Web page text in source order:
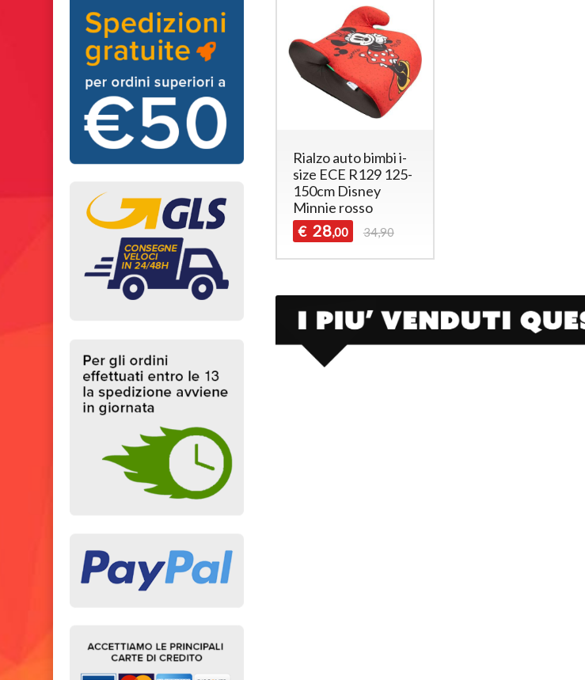
Rialzo auto bimbi i-
size ECE R129 125-
150cm Disney
Minnie rosso
€ 28,00 34,90